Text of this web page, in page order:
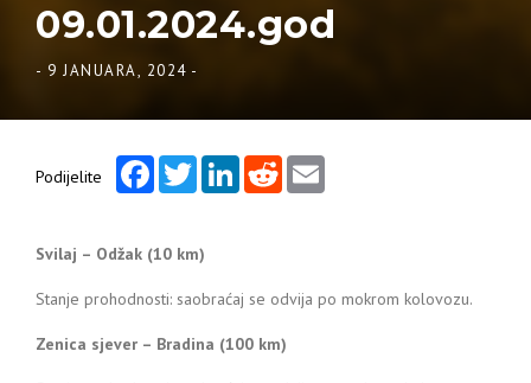
09.01.2024.god
- 9 JANUARA, 2024 -
Podijelite
FacebookTwitterLinkedInReddit
Svilaj – Odžak (10 km)
Stanje prohodnosti: saobraćaj se odvija po mokrom kolovozu.
Zenica sjever – Bradina (100 km)